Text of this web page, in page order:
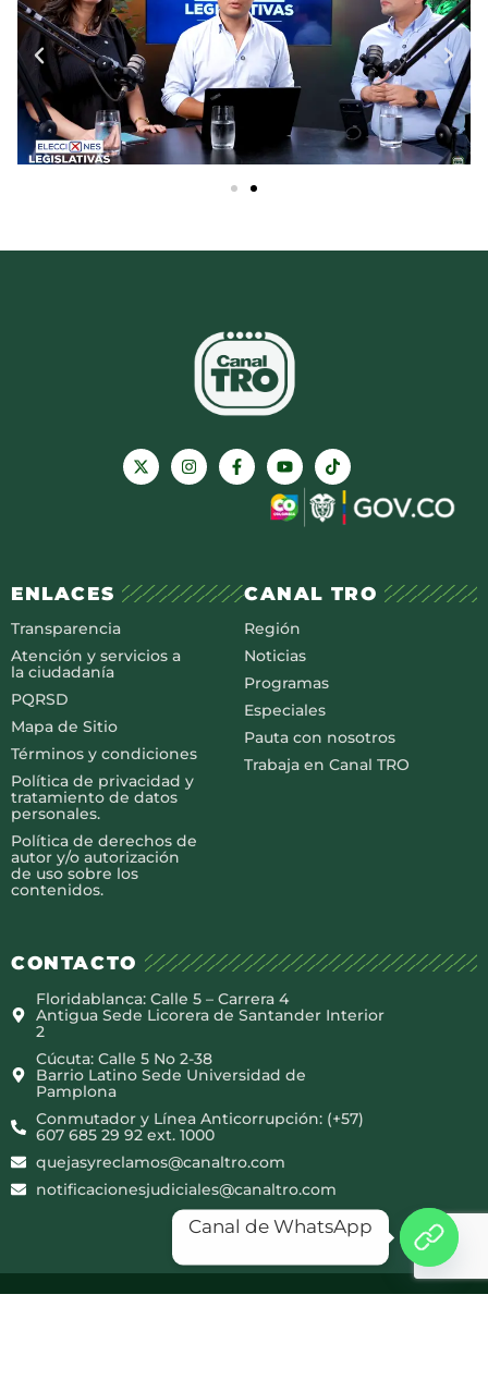
ENLACES
Transparencia
Atención y servicios a
la ciudadanía
PQRSD
Mapa de Sitio
Términos y condiciones
Política de privacidad y
tratamiento de datos
personales.
Política de derechos de
autor y/o autorización
de uso sobre los
contenidos.
CANAL TRO
Región
Noticias
Programas
Especiales
Pauta con nosotros
Trabaja en Canal TRO
CONTACTO
Floridablanca: Calle 5 – Carrera 4
Antigua Sede Licorera de Santander Interior
2
Cúcuta: Calle 5 No 2-38
Barrio Latino Sede Universidad de
Pamplona
Conmutador y Línea Anticorrupción: (+57)
607 685 29 92 ext. 1000
quejasyreclamos@canaltro.com
notificacionesjudiciales@canaltro.com
Canal de WhatsApp